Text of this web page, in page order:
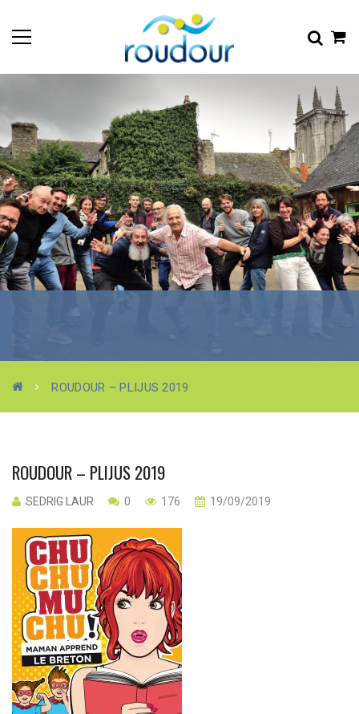
ROUDOUR – PLIJUS 2019
ROUDOUR – PLIJUS 2019
SEDRIG LAUR 0 176 19/09/2019